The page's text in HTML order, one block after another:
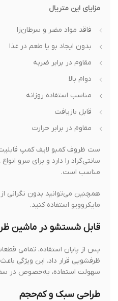
مزایای این متریال
فاقد مواد مضر و سرطان‌زا
بدون ایجاد بو یا طعم در غذا
مقاوم در برابر ضربه
دوام بالا
مناسب استفاده روزانه
قابل بازیافت
مقاوم در برابر حرارت
سانتی‌گراد را دارد و برای سرو انواع
مناسب است.
همچنین می‌توانید بدون نگرانی از
مایکروویو استفاده کنید.
قابل شستشو در ماشین
پس از پایان استفاده، تمامی قطعات
ظرفشویی قرار داد. این ویژگی باعث
سهولت استفاده، به‌خصوص در
طراحی سبک و کم‌حجم